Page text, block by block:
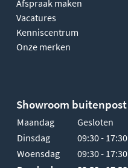
Afspraak maken
Vacatures
Kenniscentrum
Onze merken
Showroom buitenpost
Maandag
Gesloten
Dinsdag
09:30 - 17:30
Woensdag
09:30 - 17:30